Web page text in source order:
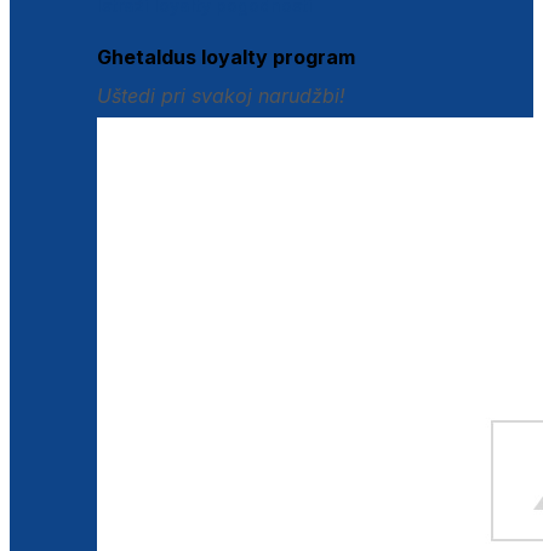
Ghetaldus loyalty program
Uštedi pri svakoj narudžbi!